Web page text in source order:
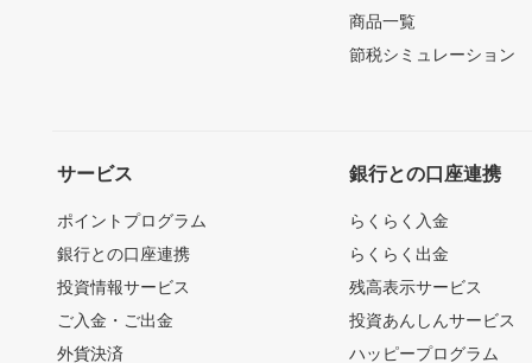
商品一覧
節税シミュレーション
サービス
ポイントプログラム
銀行との口座連携
投資情報サービス
ご入金・ご出金
外貨決済
銀行との口座連携
らくらく入金
らくらく出金
残高表示サービス
投資あんしんサービス
ハッピープログラム